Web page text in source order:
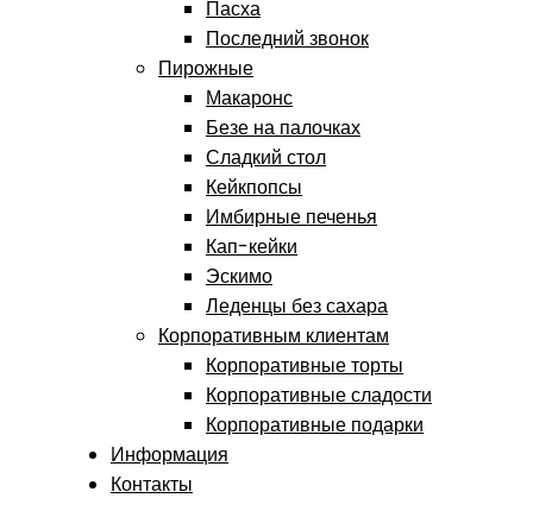
Пасха
Последний звонок
Пирожные
Макаронс
Безе на палочках
Сладкий стол
Кейкпопсы
Имбирные печенья
Кап-кейки
Эскимо
Леденцы без сахара
Корпоративным клиентам
Корпоративные торты
Корпоративные сладости
Корпоративные подарки
Информация
Контакты